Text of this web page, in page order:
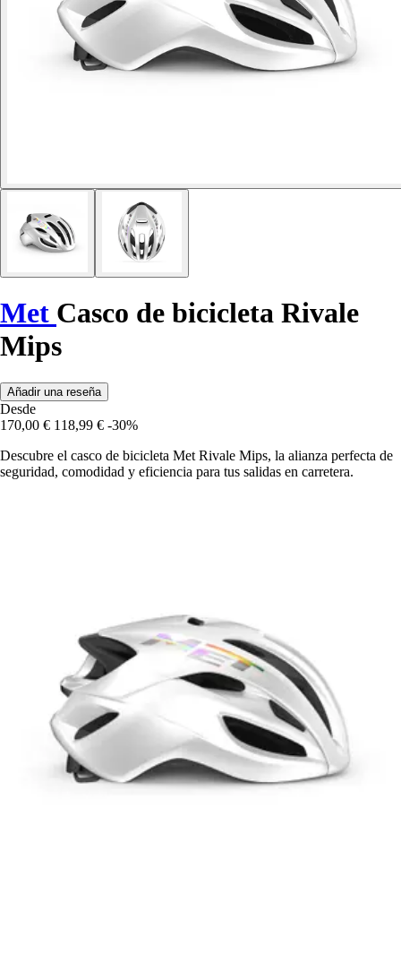
Met Casco de bicicleta Rivale
Mips
Añadir una reseña
Desde
170,00 € 118,99 € -30%
Descubre el casco de bicicleta Met Rivale Mips, la alianza perfecta de
seguridad, comodidad y eficiencia para tus salidas en carretera.